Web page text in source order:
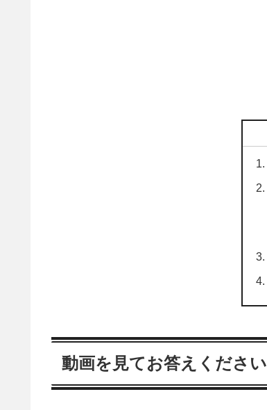
動画を見てお答えください